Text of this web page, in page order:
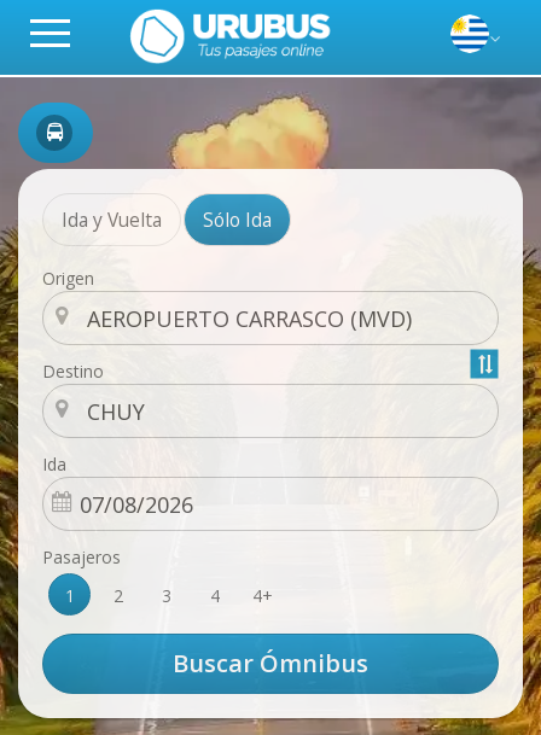
Ida y Vuelta Sólo Ida
Origen
Destino
Ida
Pasajeros
1
2 3 4 4+